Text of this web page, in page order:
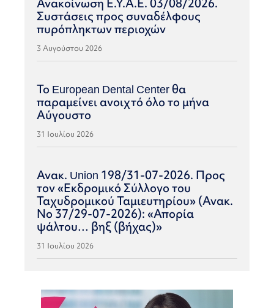
Συστάσεις προς συναδέλφους
πυρόπληκτων περιοχών
3 Αυγούστου 2026
Το European Dental Center θα
παραμείνει ανοιχτό όλο το μήνα
Αύγουστο
31 Ιουλίου 2026
Ανακ. Union 198/31-07-2026. Προς
τον «Εκδρομικό Σύλλογο του
Ταχυδρομικού Ταμιευτηρίου» (Ανακ.
Νο 37/29-07-2026): «Απορία
ψάλτου… βηξ (βήχας)»
31 Ιουλίου 2026